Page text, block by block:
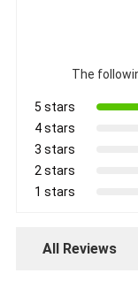
The
5 stars
4 stars
3 stars
2 stars
1 stars
All Reviews